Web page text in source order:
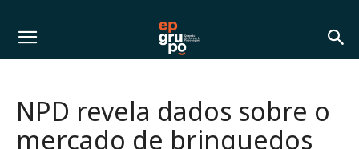
NPD revela dados sobre o
mercado de brinquedos